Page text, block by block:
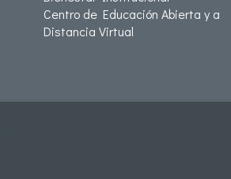
Centro de Educación Abierta y a
Distancia Virtual